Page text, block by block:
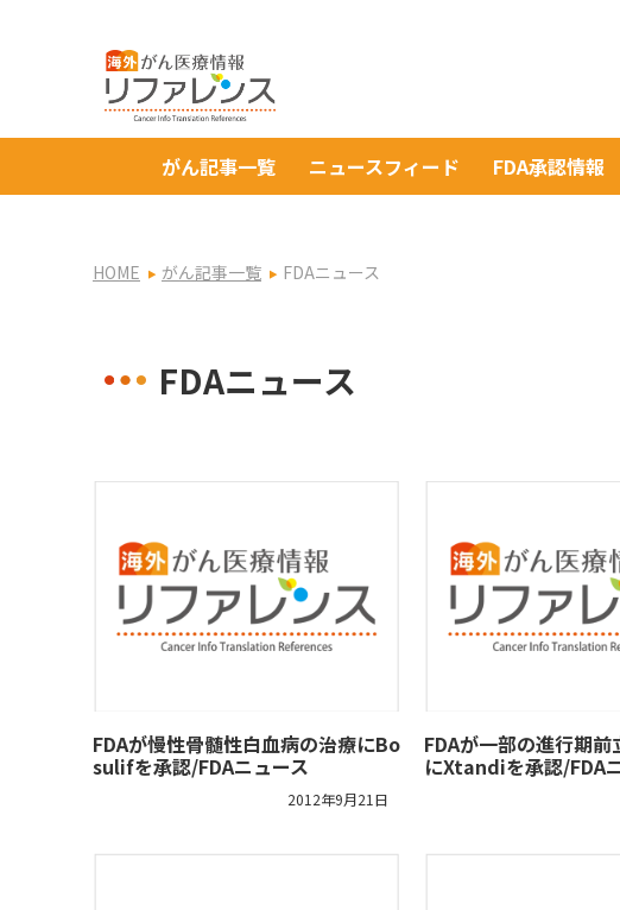
がん記事一覧 ニュースフィード FDA承認情報
HOME がん記事一覧 FDAニュース
FDAニュース
FDAが慢性骨髄性白血病の治療にBo
sulifを承認/FDAニュース
2012年9月21日
FDAが一部の進行期
にXtandiを承認/FDA